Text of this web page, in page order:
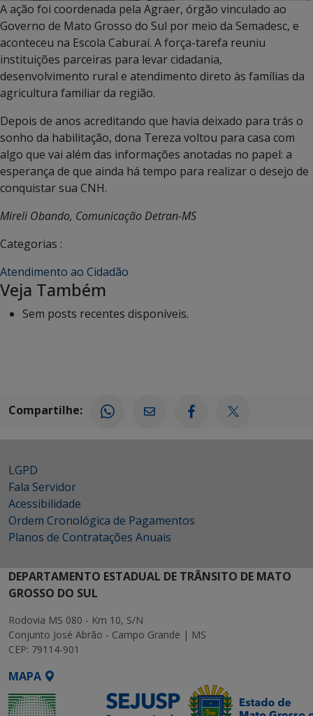
A ação foi coordenada pela Agraer, órgão vinculado ao
Governo de Mato Grosso do Sul por meio da Semadesc, e
aconteceu na Escola Caburaí. A força-tarefa reuniu
instituições parceiras para levar cidadania,
desenvolvimento rural e atendimento direto às famílias da
agricultura familiar da região.
Depois de anos acreditando que havia deixado para trás o
sonho da habilitação, dona Tereza voltou para casa com
algo que vai além das informações anotadas no papel: a
esperança de que ainda há tempo para realizar o desejo de
conquistar sua CNH.
Mireli Obando, Comunicação Detran-MS
Categorias :
Atendimento ao Cidadão
Veja Também
Sem posts recentes disponíveis.
Compartilhe:
LGPD
Fala Servidor
Acessibilidade
Ordem Cronológica de Pagamentos
Planos de Contratações Anuais
DEPARTAMENTO ESTADUAL DE TRÂNSITO DE MATO
GROSSO DO SUL
Rodovia MS 080 - Km 10, S/N
Conjunto José Abrão - Campo Grande | MS
CEP: 79114-901
MAPA